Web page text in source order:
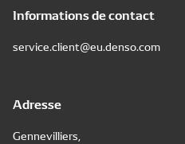
Informations de contact
service.client@eu.denso.com
Adresse
Gennevilliers,